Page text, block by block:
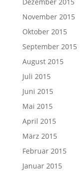
November 2015
Oktober 2015
September 2015
August 2015
Juli 2015
Juni 2015
Mai 2015
April 2015
März 2015
Februar 2015
Januar 2015